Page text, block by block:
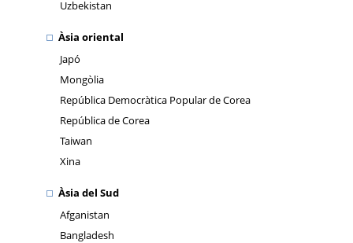
Uzbekistan
Àsia oriental
Japó
Mongòlia
República Democràtica Popular de Corea
República de Corea
Taiwan
Xina
Àsia del Sud
Afganistan
Bangladesh